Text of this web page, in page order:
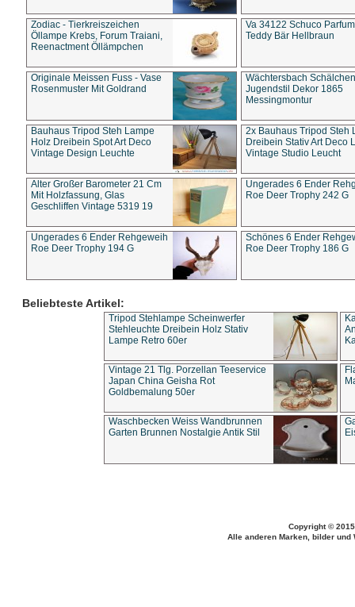
Zodiac - Tierkreiszeichen
Öllampe Krebs, Forum Traiani,
Reenactment Öllämpchen
Va 34122 Schuco
Teddy Bär Hellbraun
Originale Meissen Fuss - Vase
Rosenmuster Mit Goldrand
Wächtersbach Schälchen
Jugendstil Dekor 1865
Messingmontur
Bauhaus Tripod Steh Lampe
Holz Dreibein Spot Art Deco
Vintage Design Leuchte
2x Bauhaus Tripod Steh
Dreibein Stativ Art Deco
Vintage Studio Leucht
Alter Großer Barometer 21 Cm
Mit Holzfassung, Glas
Geschliffen Vintage 5319 19
Ungerades 6 Ender
Roe Deer Trophy 242 G
Ungerades 6 Ender Rehgeweih
Roe Deer Trophy 194 G
Schönes 6 Ender
Roe Deer Trophy 186 G
Beliebteste Artikel:
Tripod Stehlampe Scheinwerfer
Stehleuchte Dreibein Holz Stativ
Lampe Retro 60er
Vintage 21 Tlg. Porzellan Teeservice
Japan China Geisha Rot
Goldbemalung 50er
Waschbecken Weiss Wandbrunnen
Garten Brunnen Nostalgie Antik Stil
Copyright ©
Alle anderen Marken, bilder und